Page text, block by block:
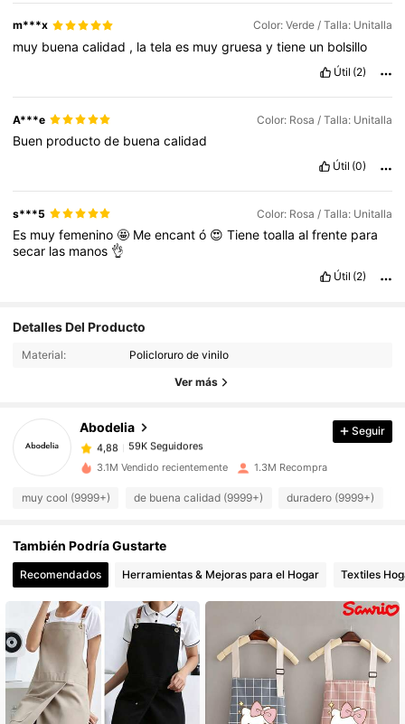
m***x Color: Verde / Talla: Unitalla
muy buenacalidad , latelaes muygruesaytiene un bolsillo
Útil (2)
A***e Color: Rosa / Talla: Unitalla
Buen productode buenacalidad
Útil (0)
s***5 Color: Rosa / Talla: Unitalla
Es muyfemenino🤩 Meencantó 😍Tienetoallaalfrente para
secar las manos 👌
Útil (2)
Detalles Del Producto
Material: Policloruro de vinilo
Ver más
Abodelia
4,88 59K Seguidores
59K Seguidores
4,88
59K Seguidores
l***6
4,88 59K Seguidores
4,88 59K Seguidores
59K Seguidores
4,88 59K Seguidores
Seguir
3.1M Vendido recientemente 1.3M Recompra
muy cool (9999+) de buena calidad (9999+) duradero (9999+)
También Podría Gustarte
Recomendados Herramientas & Mejoras para el Hogar Textiles